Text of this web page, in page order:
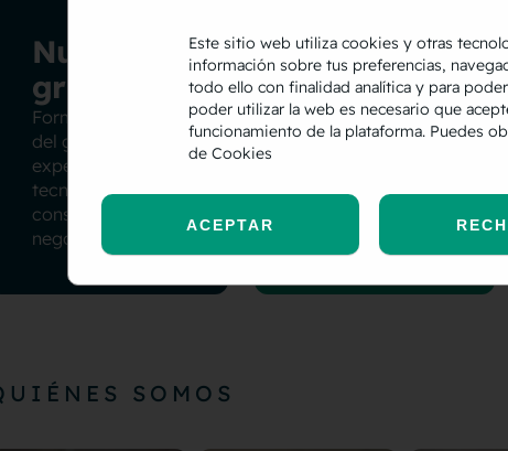
Nuestro
grupo
Formamos parte
del grupo hiberus,
expertos en
tecnología y
consultoría de
negocio.
Brand
center
Ponemos a tu
disposición
prensa y otros
SOMOS
Este sitio web utiliza cookies y otras
información sobre tus preferencias,
todo ello con finalidad analítica y para
poder utilizar la web es necesario que
funcionamiento de la plataforma. Puedes
de Cookies
ACEPTAR